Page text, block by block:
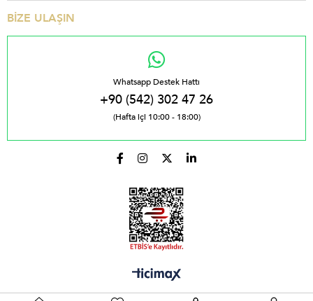
BİZE ULAŞIN
Whatsapp Destek Hattı
+90 (542) 302 47 26
(Hafta içi 10:00 - 18:00)